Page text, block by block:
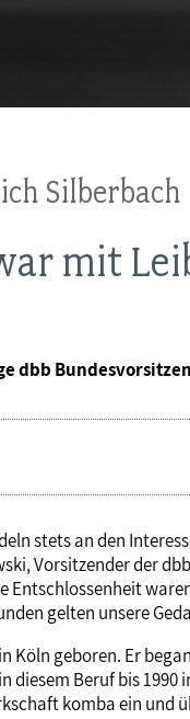
Silberbach
mit
dbb
stets an den
Vorsitzender der
Entschlossenheit
gelten unsere
Köln geboren. Er
Beruf bis
komba ein und